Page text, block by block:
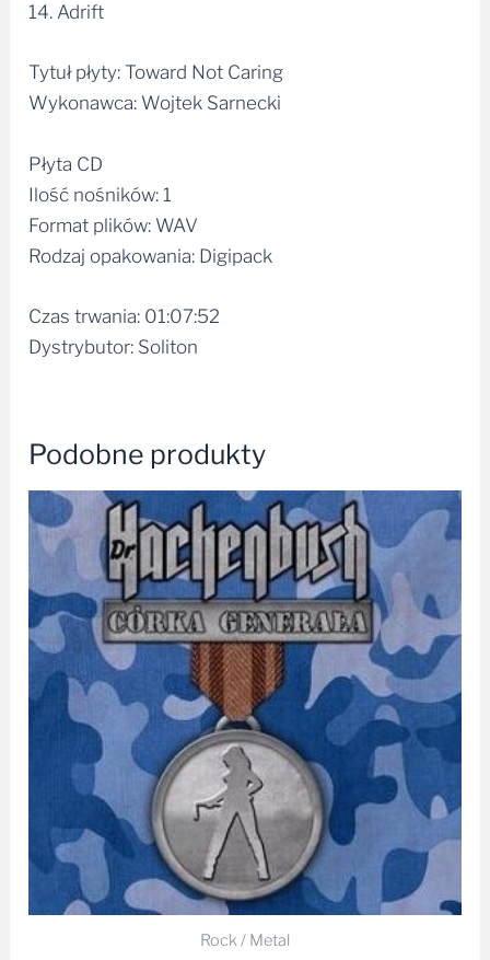
14. Adrift
Tytuł płyty: Toward Not Caring
Wykonawca: Wojtek Sarnecki
Płyta CD
Ilość nośników: 1
Format plików: WAV
Rodzaj opakowania: Digipack
Czas trwania: 01:07:52
Dystrybutor: Soliton
Podobne produkty
Rock / Metal
Zakres
cen:
od
34,99 zł
do
84,99 zł